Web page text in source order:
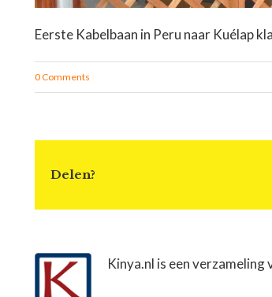
Eerste Kabelbaan in Peru naar Kuélap
0 Comments
Delen?
Kinya.nl is een